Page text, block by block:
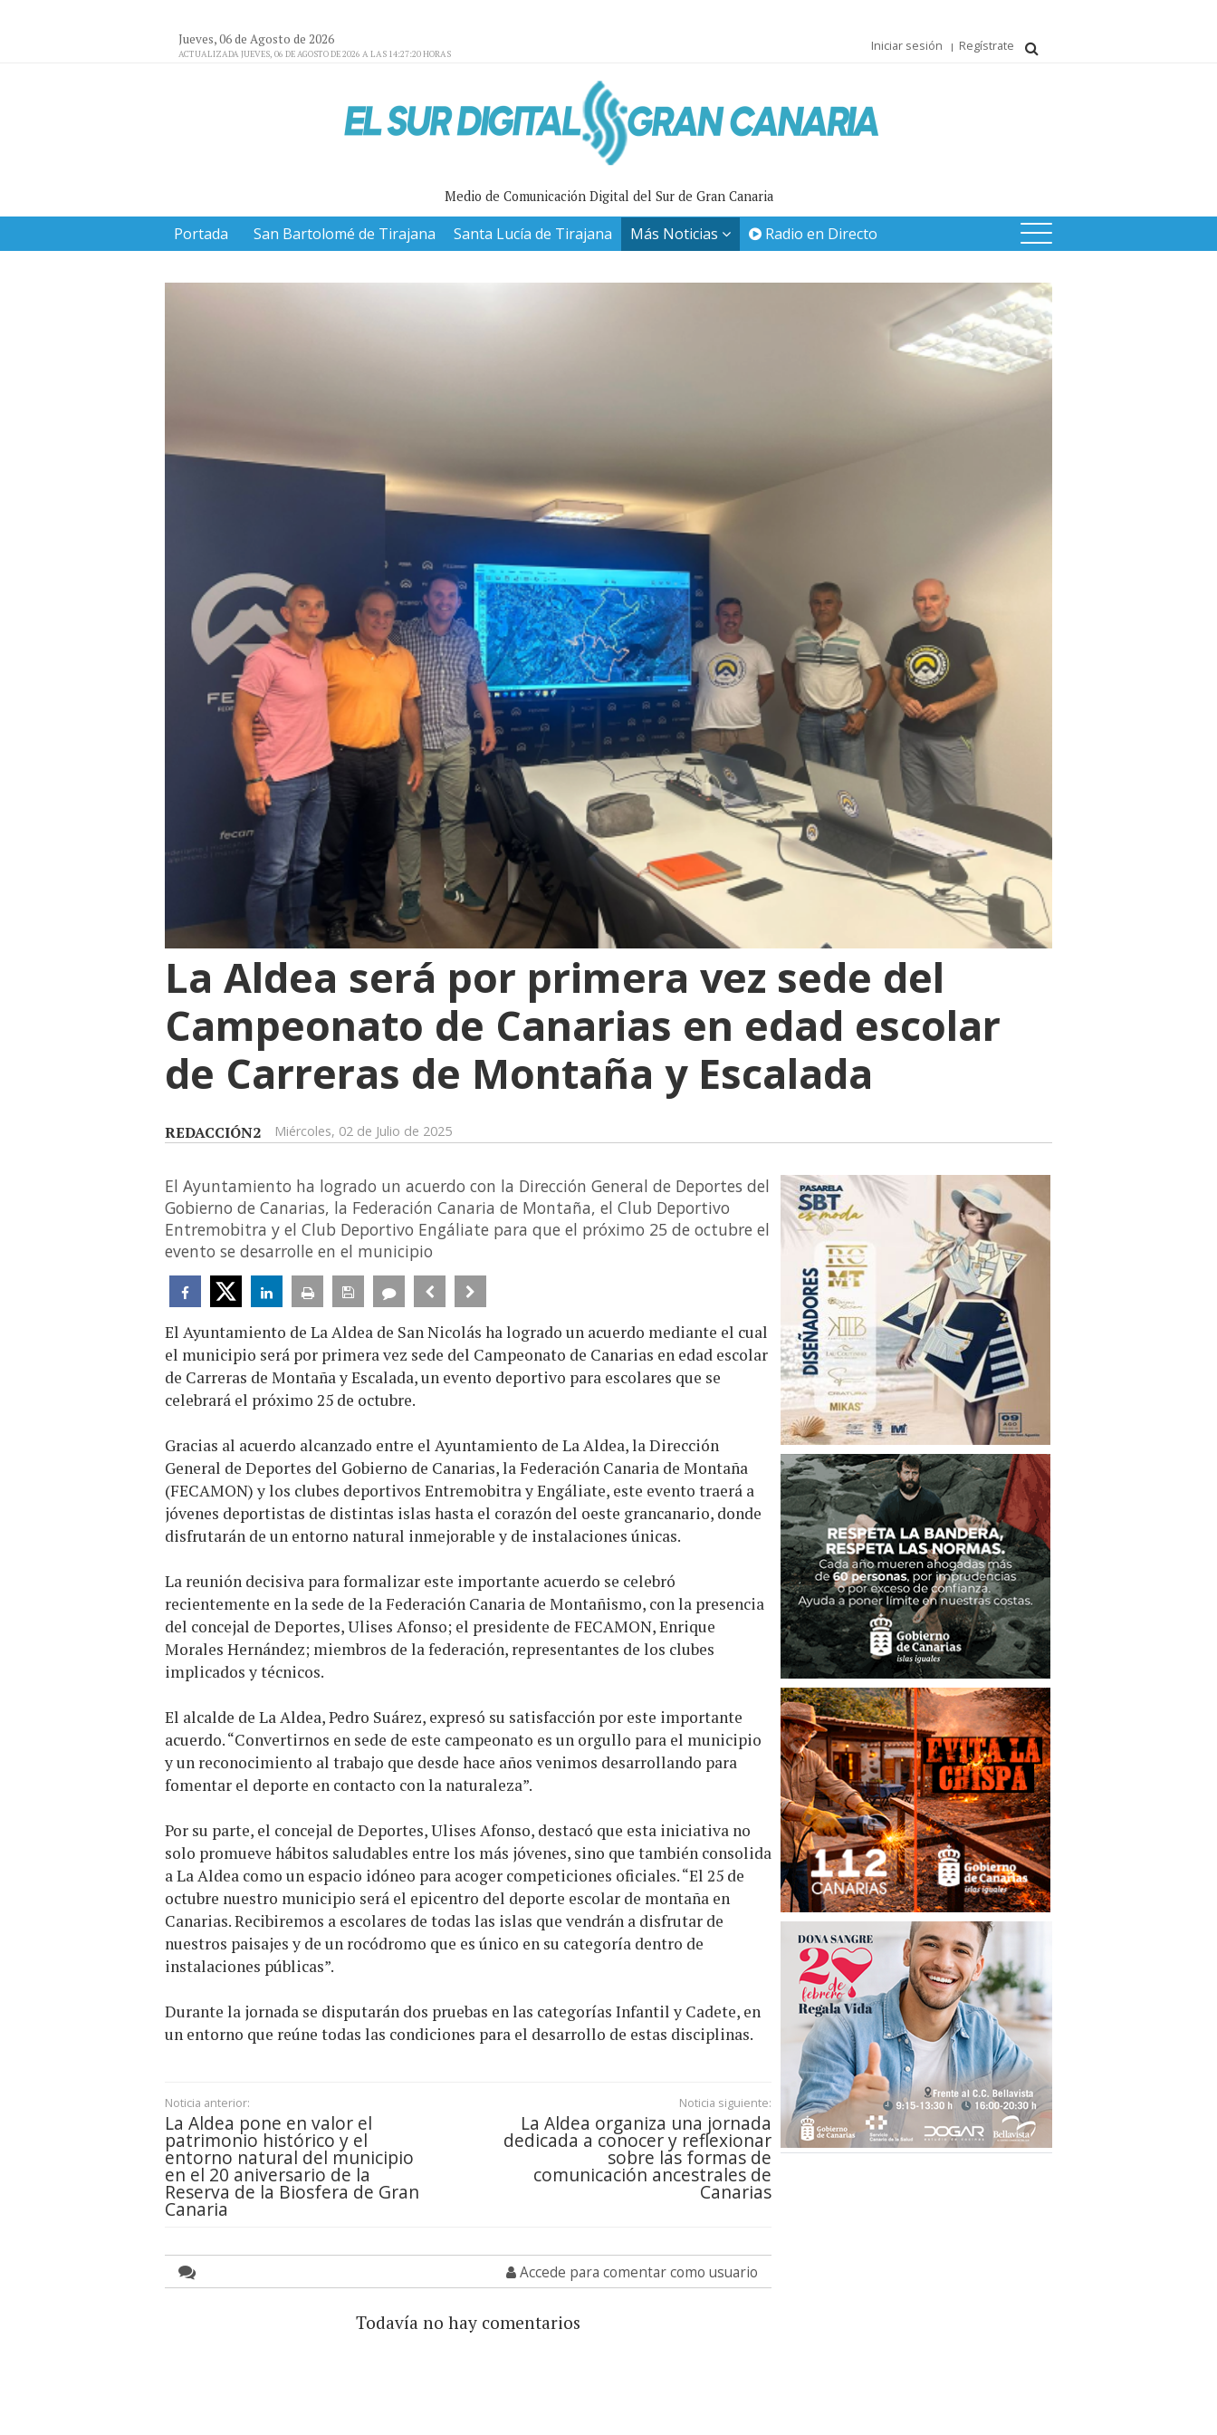
Jueves, 06 de Agosto de 2026
ACTUALIZADA JUEVES, 06 DE AGOSTO DE 2026 A LAS 14:27:20 HORAS
Iniciar sesión Regístrate
Medio de Comunicación Digital del Sur de Gran Canaria
Portada San Bartolomé de Tirajana Santa Lucía de Tirajana Más Noticias Radio en Directo
La Aldea será por primera vez sede del
Campeonato de Canarias en edad escolar
de Carreras de Montaña y Escalada
REDACCIÓN2 Miércoles, 02 de Julio de 2025
El Ayuntamiento ha logrado un acuerdo con la Dirección General de Deportes del
Gobierno de Canarias, la Federación Canaria de Montaña, el Club Deportivo
Entremobitra y el Club Deportivo Engáliate para que el próximo 25 de octubre el
evento se desarrolle en el municipio
El Ayuntamiento de La Aldea de San Nicolás ha logrado un acuerdo mediante el cual
el municipio será por primera vez sede del Campeonato de Canarias en edad escolar
de Carreras de Montaña y Escalada, un evento deportivo para escolares que se
celebrará el próximo 25 de octubre.
Gracias al acuerdo alcanzado entre el Ayuntamiento de La Aldea, la Dirección
General de Deportes del Gobierno de Canarias, la Federación Canaria de Montaña
(FECAMON) y los clubes deportivos Entremobitra y Engáliate, este evento traerá a
jóvenes deportistas de distintas islas hasta el corazón del oeste grancanario, donde
disfrutarán de un entorno natural inmejorable y de instalaciones únicas.
La reunión decisiva para formalizar este importante acuerdo se celebró
recientemente en la sede de la Federación Canaria de Montañismo, con la presencia
del concejal de Deportes, Ulises Afonso; el presidente de FECAMON, Enrique
Morales Hernández; miembros de la federación, representantes de los clubes
implicados y técnicos.
El alcalde de La Aldea, Pedro Suárez, expresó su satisfacción por este importante
acuerdo. “Convertirnos en sede de este campeonato es un orgullo para el municipio
y un reconocimiento al trabajo que desde hace años venimos desarrollando para
fomentar el deporte en contacto con la naturaleza”.
Por su parte, el concejal de Deportes, Ulises Afonso, destacó que esta iniciativa no
solo promueve hábitos saludables entre los más jóvenes, sino que también consolida
a La Aldea como un espacio idóneo para acoger competiciones oficiales. “El 25 de
octubre nuestro municipio será el epicentro del deporte escolar de montaña en
Canarias. Recibiremos a escolares de todas las islas que vendrán a disfrutar de
nuestros paisajes y de un rocódromo que es único en su categoría dentro de
instalaciones públicas”.
Durante la jornada se disputarán dos pruebas en las categorías Infantil y Cadete, en
un entorno que reúne todas las condiciones para el desarrollo de estas disciplinas.
Noticia anterior:
La Aldea pone en valor el
patrimonio histórico y el
entorno natural del municipio
en el 20 aniversario de la
Reserva de la Biosfera de Gran
Canaria
Noticia siguiente:
La Aldea organiza una jornada
dedicada a conocer y reflexionar
sobre las formas de
comunicación ancestrales de
Canarias
Accede para comentar como usuario
Todavía no hay comentarios